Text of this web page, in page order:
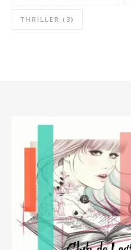
THRILLER (3)